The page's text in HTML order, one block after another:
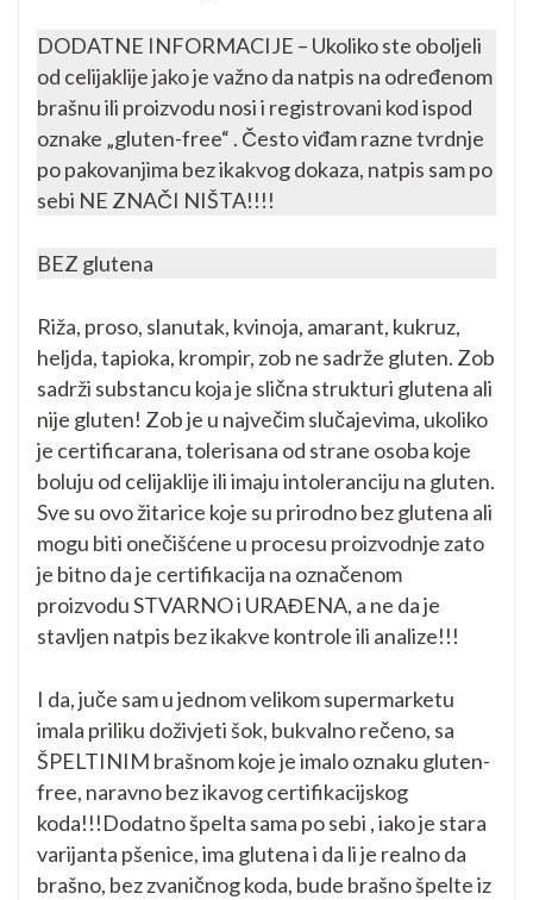
DODATNE INFORMACIJE – Ukoliko ste oboljeli
od celijaklije jako je važno da natpis na određenom
brašnu ili proizvodu nosi i registrovani kod ispod
oznake „gluten-free“ . Često viđam razne tvrdnje
po pakovanjima bez ikakvog dokaza, natpis sam po
sebi NE ZNAČI NIŠTA!!!!
BEZ glutena
Riža, proso, slanutak, kvinoja, amarant, kukruz,
heljda, tapioka, krompir, zob ne sadrže gluten. Zob
sadrži substancu koja je slična strukturi glutena ali
nije gluten! Zob je u največim slučajevima, ukoliko
je certificarana, tolerisana od strane osoba koje
boluju od celijaklije ili imaju intoleranciju na gluten.
Sve su ovo žitarice koje su prirodno bez glutena ali
mogu biti onečišćene u procesu proizvodnje zato
je bitno da je certifikacija na označenom
proizvodu STVARNO i URAĐENA, a ne da je
stavljen natpis bez ikakve kontrole ili analize!!!
I da, juče sam u jednom velikom supermarketu
imala priliku doživjeti šok, bukvalno rečeno, sa
ŠPELTINIM brašnom koje je imalo oznaku gluten-
free, naravno bez ikavog certifikacijskog
koda!!!Dodatno špelta sama po sebi , iako je stara
varijanta pšenice, ima glutena i da li je realno da
brašno, bez zvaničnog koda, bude brašno špelte iz